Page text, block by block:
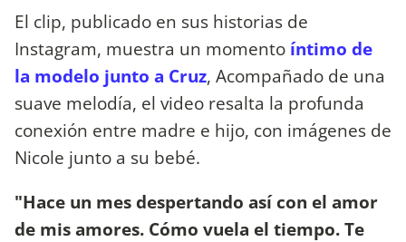
El clip, publicado en sus historias de
Instagram, muestra un momento íntimo de
la modelo junto a Cruz, Acompañado de una
suave melodía, el video resalta la profunda
conexión entre madre e hijo, con imágenes de
Nicole junto a su bebé.
"Hace un mes despertando así con el amor
de mis amores. Cómo vuela el tiempo. Te